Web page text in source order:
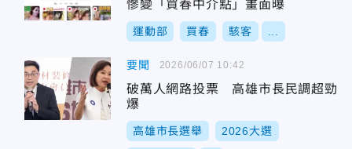
慘變「買春中介點」畫面曝
運動部 買春 駭客
要聞
破萬人網路投票 高雄市長民調超勁
爆
高雄市長選舉 2026大選
2026/06/07 10:42